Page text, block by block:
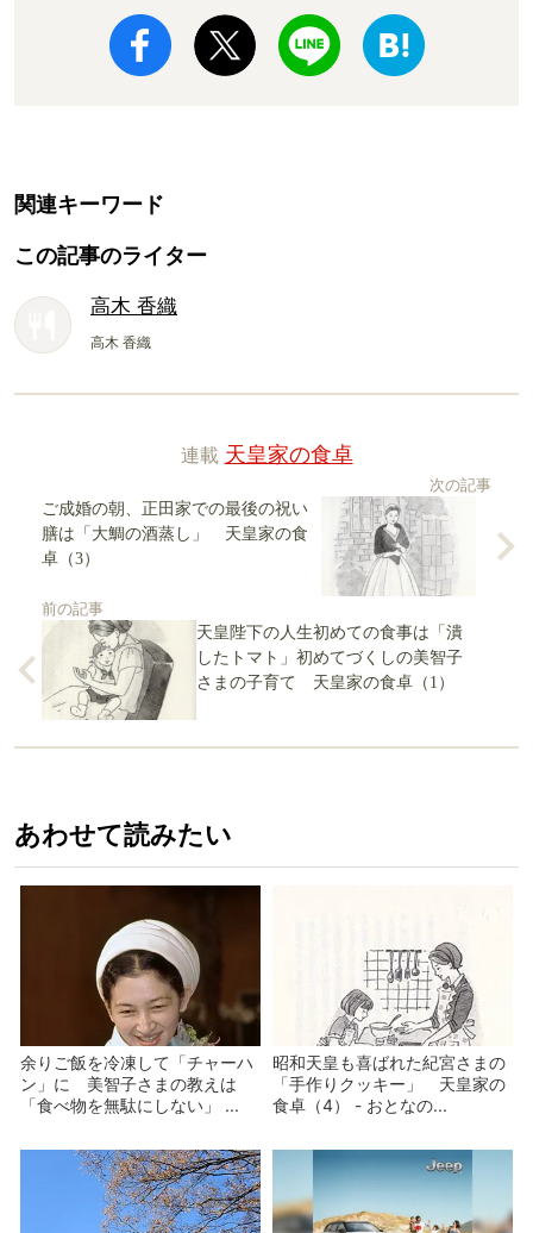
関連キーワード
この記事のライター
高木 香織
高木 香織
連載 天皇家の食卓
次の記事
ご成婚の朝、正田家での最後の祝い
膳は「大鯛の酒蒸し」 天皇家の食
卓（3）
前の記事
天皇陛下の人生初めての食事は「潰
したトマト」初めてづくしの美智子
さまの子育て 天皇家の食卓（1）
あわせて読みたい
余りご飯を冷凍して「チャーハ
ン」に 美智子さまの教えは
「食べ物を無駄にしない」 ...
昭和天皇も喜ばれた紀宮さまの
「手作りクッキー」 天皇家の
食卓（4） - おとなの...